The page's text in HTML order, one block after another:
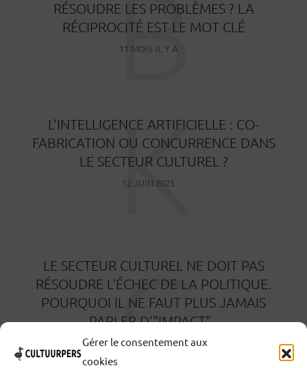
Gérer le consentement aux
cookies
RÉSOUDRE LES PROBLÈMES ? LA
RÉCIPROCITÉ EST LE MOT CLÉ
11 MOIS IL Y A
B
L'INTELLIGENCE ARTIFICIELLE : CO-
FABRICATION OU CONCURRENCE DANS
LE SECTEUR CULTUREL ?
12 JUIN 2025
K
LE SECTEUR CULTUREL NE DOIT PAS
RÉSOUDRE L'ÉCHEC DE LA POLITIQUE.
POURQUOI IL NE FAUT PLUS JAMAIS
PARLER D'"IMPACT".
6 JUIN 2025
C